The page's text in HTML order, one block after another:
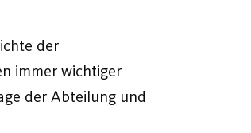
der
immer wichtiger
der Abteilung und